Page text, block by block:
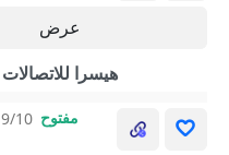
عرض
هيسرا للاتصالات
9/10 مفتوح